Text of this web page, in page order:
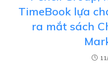
TimeBook lựa
ra mắt sách